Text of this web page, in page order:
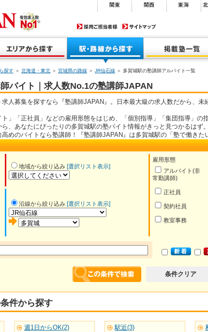
探す ＞ 北海道・東北 ＞ 宮城県の路線 ＞ JR仙石線 ＞ 多賀城駅の塾講師アルバイト一覧
師バイト｜求人数No.1の塾講師JAPAN
人募集を探すなら『塾講師JAPAN』。日本最大級の求人数だから、
」「正社員」などの雇用形態をはじめ、「個別指導」「集団指導」
、あなたにぴったりの多賀城駅の塾バイト情報がきっと見つかるはず。
めのバイトなら塾講師！『塾講師JAPAN』は多賀城駅の「塾で働きた
地域から絞り込み [選択リスト表示]
雇用形態
アルバイト(非
常勤講師)
正社員
契約社員
教室事務
沿線から絞り込み [選択リスト表示]
条件クリア
件から探す
週1日からOK(2) 駅近(3)